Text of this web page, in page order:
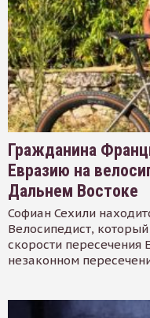
Гражданина
Евразию на
Дальнем Востоке
Софиан Сехили
Велосипедист,
скорости пересечения
незаконном